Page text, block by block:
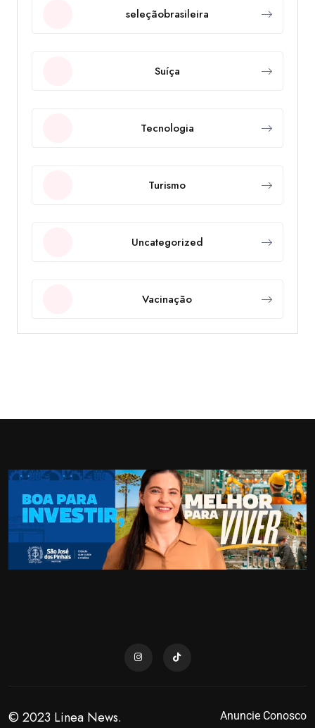
seleçãobrasileira
Suíça
Tecnologia
Turismo
Uncategorized
Vacinação
© 2023 Linea News. Anuncie Conosco